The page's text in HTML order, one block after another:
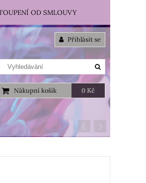
Přihlásit se
Nákupní košík 0 Kč
OD SMLOUVY